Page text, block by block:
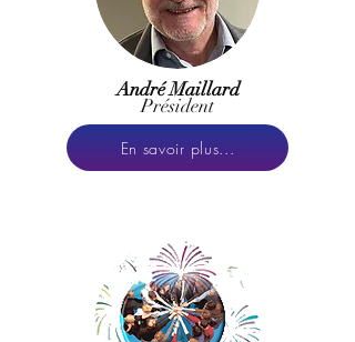
André Maillard
Président
En savoir plus...